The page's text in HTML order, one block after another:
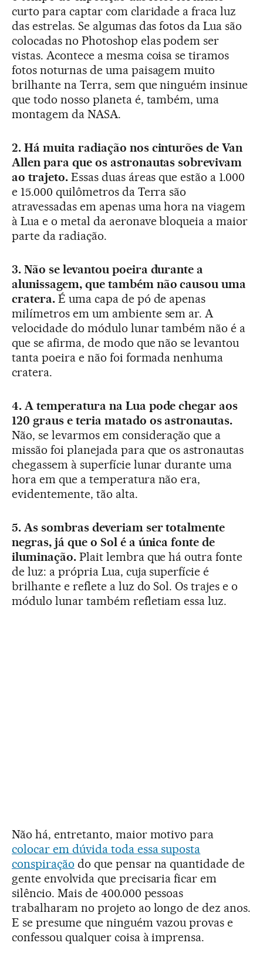
curto para captar com claridade a fraca luz
das estrelas. Se algumas das fotos da Lua são
colocadas no Photoshop elas podem ser
vistas. Acontece a mesma coisa se tiramos
fotos noturnas de uma paisagem muito
brilhante na Terra, sem que ninguém insinue
que todo nosso planeta é, também, uma
montagem da NASA.
2. Há muita radiação nos cinturões de Van
Allen para que os astronautas sobrevivam
ao trajeto.Essas duas áreas que estão a 1.000
e 15.000 quilômetros da Terra são
atravessadas em apenas uma hora na viagem
à Lua e o metal da aeronave bloqueia a maior
parte da radiação.
3. Não se levantou poeira durante a
alunissagem, que também não causou uma
cratera.É uma capa de pó de apenas
milímetros em um ambiente sem ar. A
velocidade do módulo lunar também não é a
que se afirma, de modo que não se levantou
tanta poeira e não foi formada nenhuma
cratera.
4. A temperatura na Lua pode chegar aos
120 graus e teria matado os astronautas.
Não, se levarmos em consideração que a
missão foi planejada para que os astronautas
chegassem à superfície lunar durante uma
hora em que a temperatura não era,
evidentemente, tão alta.
5. As sombras deveriam ser totalmente
negras, já que o Sol é a única fonte de
iluminação.Plait lembra que há outra fonte
de luz: a própria Lua, cuja superfície é
brilhante e reflete a luz do Sol. Os trajes e o
módulo lunar também refletiam essa luz.
Não há, entretanto, maior motivo para
colocar em dúvida toda essa suposta
conspiração do que pensar na quantidade de
gente envolvida que precisaria ficar em
silêncio. Mais de 400.000 pessoas
trabalharam no projeto ao longo de dez anos.
E se presume que ninguém vazou provas e
confessou qualquer coisa à imprensa.